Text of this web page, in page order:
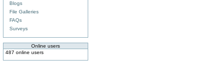
Blogs
File Galleries
FAQs
Surveys
Online users
487 online users